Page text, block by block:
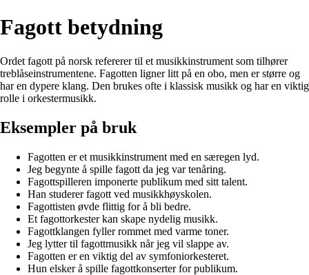
Fagott betydning
Ordet fagott på norsk refererer til et musikkinstrument som tilhører
treblåseinstrumentene. Fagotten ligner litt på en obo, men er større og
har en dypere klang. Den brukes ofte i klassisk musikk og har en viktig
rolle i orkestermusikk.
Eksempler på bruk
Fagotten er et musikkinstrument med en særegen lyd.
Jeg begynte å spille fagott da jeg var tenåring.
Fagottspilleren imponerte publikum med sitt talent.
Han studerer fagott ved musikkhøyskolen.
Fagottisten øvde flittig for å bli bedre.
Et fagottorkester kan skape nydelig musikk.
Fagottklangen fyller rommet med varme toner.
Jeg lytter til fagottmusikk når jeg vil slappe av.
Fagotten er en viktig del av symfoniorkesteret.
Hun elsker å spille fagottkonserter for publikum.